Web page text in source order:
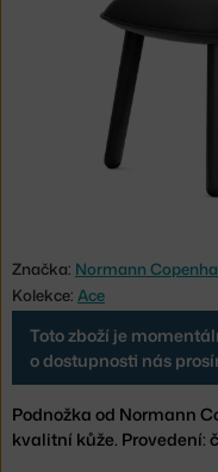
Značka: Normann
Kolekce: Ace
Toto zboží je
o dostupnosti nás
Podnožka od Normann
kvalitní kůže. Provedení: